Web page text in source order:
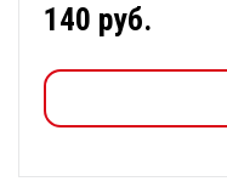
140 руб.